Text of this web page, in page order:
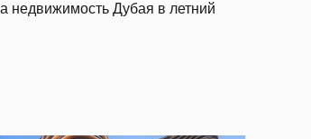
недвижимость Дубая в летний